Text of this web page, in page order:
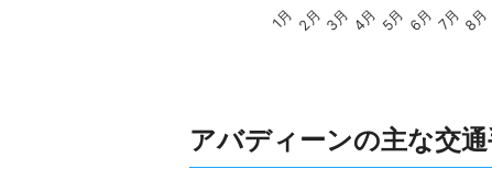
1月 2月 3月 4月 5月 6月 7月 8月
アバディーンの主な交